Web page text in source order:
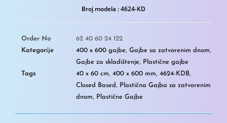
Broj modela : 4624-KD
Order No
62 40 60 24 122
Kategorije
400 x 600 gajbe, Gajbe sa zatvorenim dnom,
Gajbe za skladištenje, Plastične gajbe
Tags
40 x 60 cm, 400 x 600 mm, 4624-KDB,
Closed Based , Plastična Gajba sa zatvorenim
dnom, Plastične Gajbe